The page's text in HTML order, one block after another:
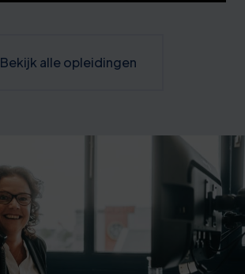
Bekijk alle opleidingen